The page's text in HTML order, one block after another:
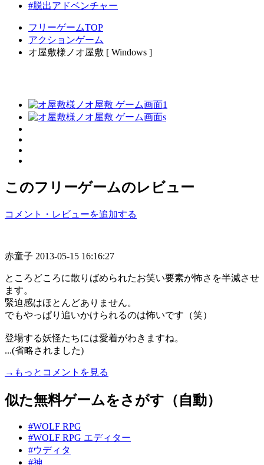
#脱出アドベンチャー
フリーゲームTOP
アクションゲーム
オ屋敷様ノオ屋敷 [ Windows ]
このフリーゲームのレビュー
コメント・レビューを追加する
赤童子 2013-05-15 16:16:27
ところどころに散りばめられたお笑い要素が怖さを半減させ
ます。
緊迫感はほとんどありません。
でもやっぱり追いかけられるのは怖いです（笑）
登場する妖怪たちには愛着がわきますね。
...(省略されました)
→もっとコメントを見る
似た無料ゲームをさがす（自動）
#WOLF RPG
#WOLF RPG エディター
#ウディタ
#神